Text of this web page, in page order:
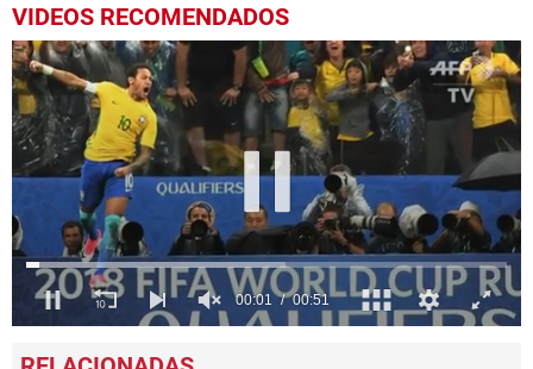
VIDEOS RECOMENDADOS
seconds
00:02 00:51